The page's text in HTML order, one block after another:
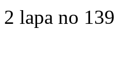
2 lapa no 139